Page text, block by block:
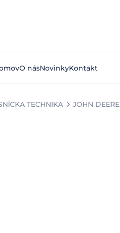
O násNovinkyKontakt
TECHNIKA JOHN DEERE